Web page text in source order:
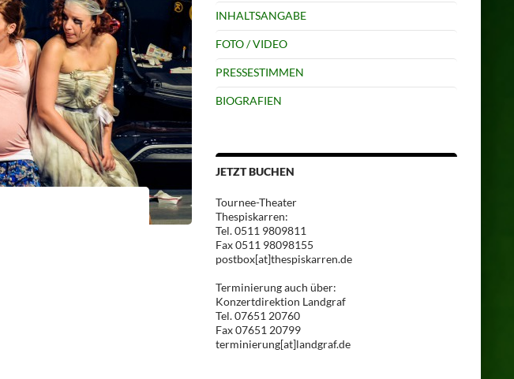
INHALTSANGABE
FOTO / VIDEO
PRESSESTIMMEN
BIOGRAFIEN
JETZT BUCHEN
Tournee-Theater
Thespiskarren:
Tel. 0511 9809811
Fax 0511 98098155
postbox[at]thespiskarren.de
Terminierung auch über:
Konzertdirektion Landgraf
Tel. 07651 20760
Fax 07651 20799
terminierung[at]landgraf.de